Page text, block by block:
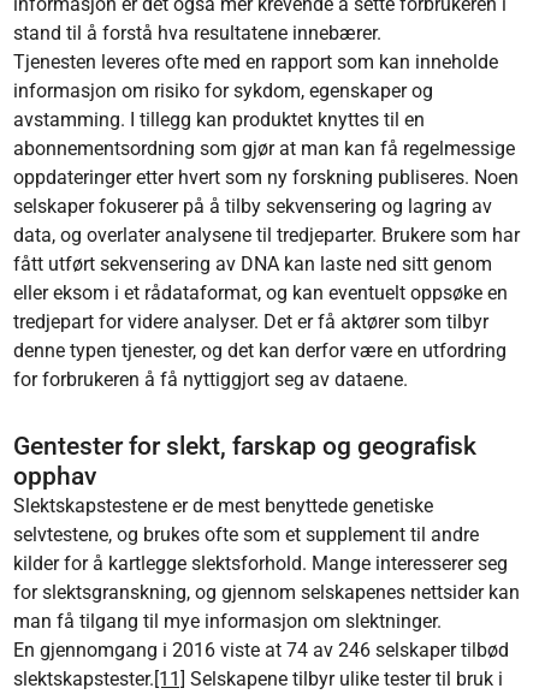
stand til å forstå hva resultatene innebærer.
Tjenesten leveres ofte med en rapport som kan inneholde
informasjon om risiko for sykdom, egenskaper og
avstamming. I tillegg kan produktet knyttes til en
abonnementsordning som gjør at man kan få regelmessige
oppdateringer etter hvert som ny forskning publiseres. Noen
selskaper fokuserer på å tilby sekvensering og lagring av
data, og overlater analysene til tredjeparter. Brukere som har
fått utført sekvensering av DNA kan laste ned sitt genom
eller eksom i et rådataformat, og kan eventuelt oppsøke en
tredjepart for videre analyser. Det er få aktører som tilbyr
denne typen tjenester, og det kan derfor være en utfordring
for forbrukeren å få nyttiggjort seg av dataene.
Gentester for slekt, farskap og geografisk
opphav
Slektskapstestene er de mest benyttede genetiske
selvtestene, og brukes ofte som et supplement til andre
kilder for å kartlegge slektsforhold. Mange interesserer seg
for slektsgranskning, og gjennom selskapenes nettsider kan
man få tilgang til mye informasjon om slektninger.
En gjennomgang i 2016 viste at 74 av 246 selskaper tilbød
slektskapstester. [11] Selskapene tilbyr ulike tester til bruk i